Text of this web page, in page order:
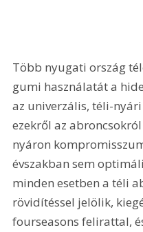
Több nyugati ország
gumi használatát a
az univerzális, téli-
ezekről az
nyáron
évszakban sem
minden esetben a téli
rövidítéssel jelölik,
fourseasons felirattal,